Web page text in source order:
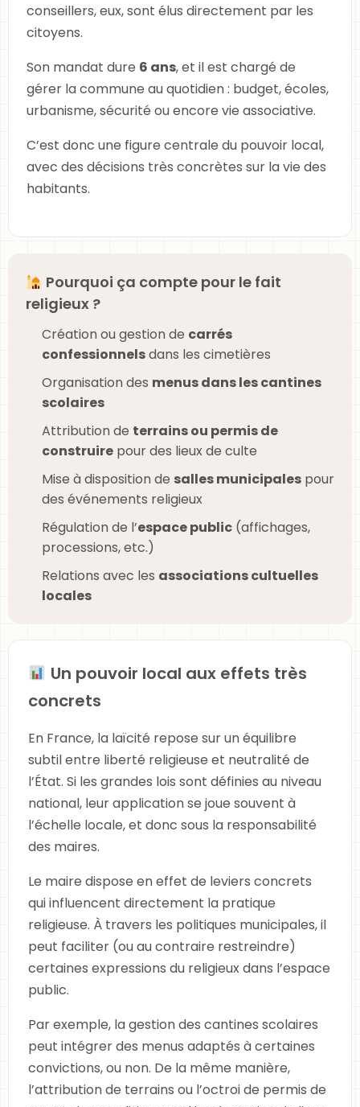
conseillers, eux, sont élus directement par les
citoyens.
Son mandat dure 6 ans, et il est chargé de
gérer la commune au quotidien : budget, écoles,
urbanisme, sécurité ou encore vie associative.
C’est donc une figure centrale du pouvoir local,
avec des décisions très concrètes sur la vie des
habitants.
Pourquoi ça compte pour le fait
religieux ?
Création ou gestion de carrés
confessionnelsdans les cimetières
Organisation des menus dans les cantines
scolaires
Attribution de terrains ou permis de
construire pour des lieux de culte
Mise à disposition de salles municipales pour
des événements religieux
Régulation de l’espace public (affichages,
processions, etc.)
Relations avec les associations cultuelles
locales
Un pouvoir local aux effets très
concrets
En France, la laïcité repose sur un équilibre
subtil entre liberté religieuse et neutralité de
l’État. Si les grandes lois sont définies au niveau
national, leur application se joue souvent à
l’échelle locale, et donc sous la responsabilité
des maires.
Le maire dispose en effet de leviers concrets
qui influencent directement la pratique
religieuse. À travers les politiques municipales, il
peut faciliter (ou au contraire restreindre)
certaines expressions du religieux dans l’espace
public.
Par exemple, la gestion des cantines scolaires
peut intégrer des menus adaptés à certaines
convictions, ou non. De la même manière,
l’attribution de terrains ou l’octroi de permis de